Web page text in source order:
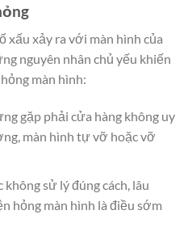
xấu xảy ra với màn hình của
nguyên nhân chủ yếu khiến
màn hình:
gặp phải cửa hàng không uy
màn hình tự vỡ hoặc vỡ
sử lý đúng cách, lâu
hỏng màn hình là điều sớm